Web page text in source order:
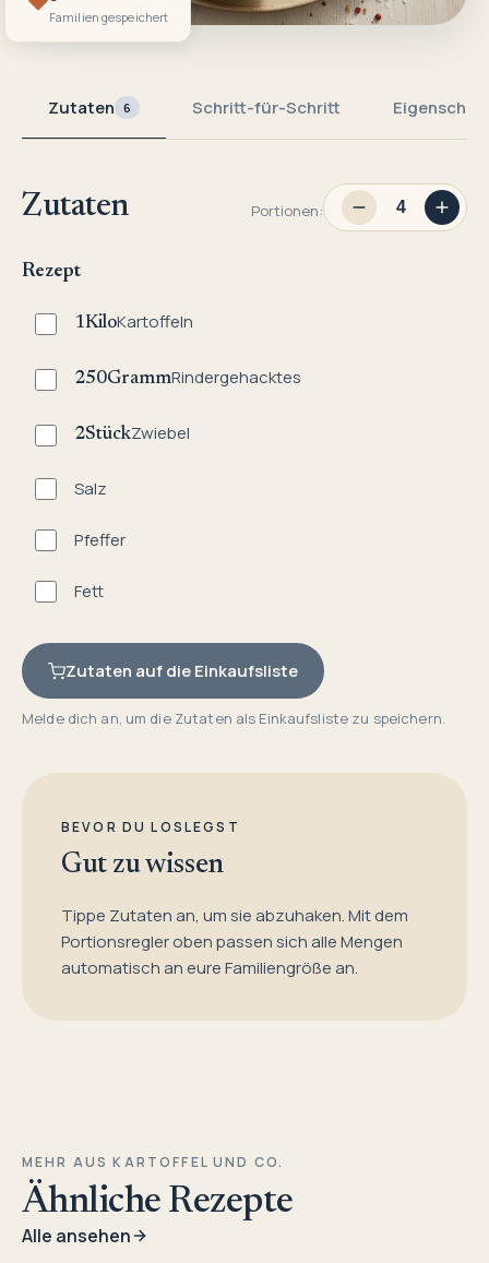
Familien gespeichert
Zutaten 6 Schritt-für-Schritt
Zutaten Portionen:
Rezept
1KiloKartoffeln
250GrammRindergehacktes
2StückZwiebel
Salz
Pfeffer
Fett
Zutaten auf die Einkaufsliste
Melde dich an, um die Zutaten als Einkaufsliste zu speichern.
BEVOR DU LOSLEGST
Gut zu wissen
Tippe Zutaten an, um sie abzuhaken. Mit dem
Portionsregler oben passen sich alle Mengen
automatisch an eure Familiengröße an.
MEHR AUS KARTOFFEL UND CO.
Ähnliche Rezepte
Alle ansehen